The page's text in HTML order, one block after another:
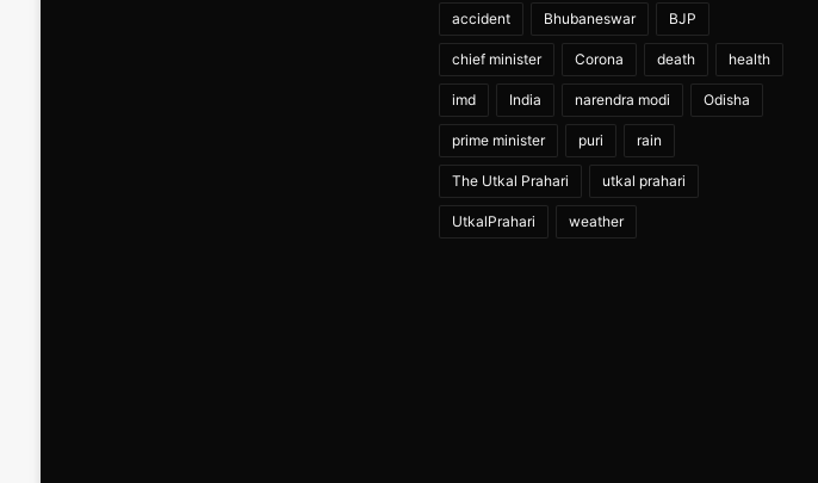
accident Bhubaneswar BJP
chief minister Corona death health
imd India narendra modi Odisha
prime minister puri rain
The Utkal Prahari utkal prahari
UtkalPrahari weather